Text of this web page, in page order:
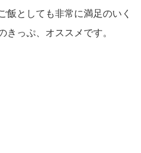
飯としても非常に満足のいく
きっぷ、オススメです。